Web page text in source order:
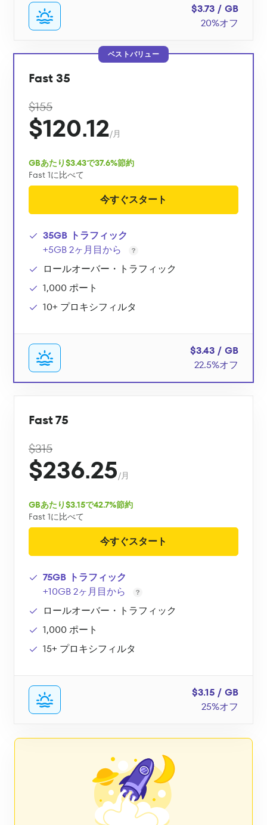
$3.73 / GB
20%オフ
ベストバリュー
Fast 35
$155
$120.12/月
GBあたり$3.43で37.6%節約
Fast 1に比べて
今すぐスタート
35GB トラフィック
+5GB 2ヶ月目から
ロールオーバー・トラフィック
1,000 ポート
10+ プロキシフィルタ
$3.43 / GB
22.5%オフ
Fast 75
$315
$236.25/月
GBあたり$3.15で42.7%節約
Fast 1に比べて
今すぐスタート
75GB トラフィック
+10GB 2ヶ月目から
ロールオーバー・トラフィック
1,000 ポート
15+ プロキシフィルタ
$3.15 / GB
25%オフ